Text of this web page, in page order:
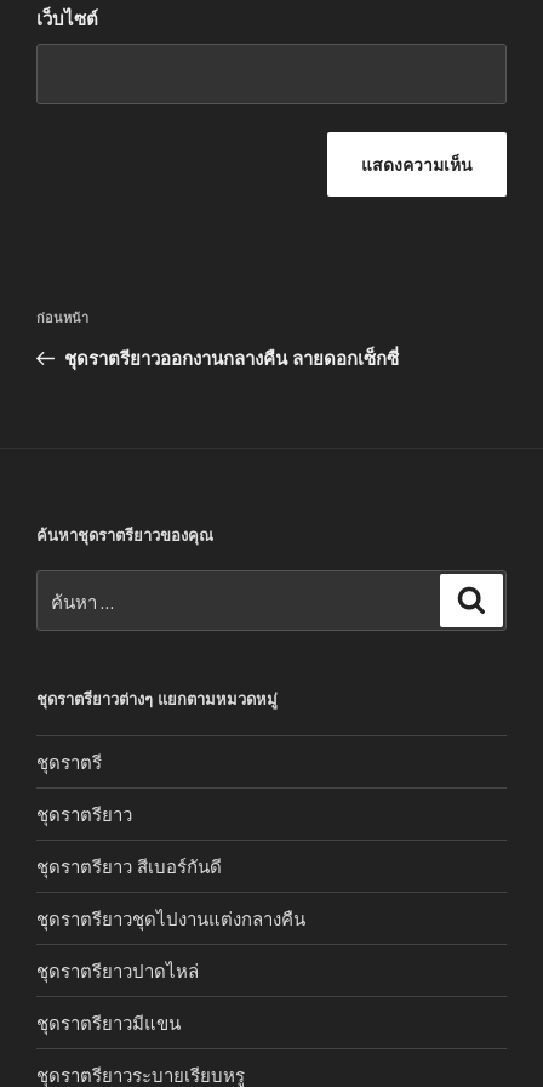
เว็บไซต์
แนะแนว
เรื่อง
เรื่อง
ก่อน
ก่อนหน้า
ชุดราตรียาวออกงานกลางคืน ลายดอกเซ็กซี่
ค้นหาชุดราตรียาวของคุณ
ชุดราตรียาวต่างๆ แยกตามหมวดหมู่
ชุดราตรี
ชุดราตรียาว
ชุดราตรียาว สีเบอร์กันดี
ชุดราตรียาวชุดไปงานแต่งกลางคืน
ชุดราตรียาวปาดไหล่
ชุดราตรียาวมีแขน
ชุดราตรียาวระบายเรียบหรู